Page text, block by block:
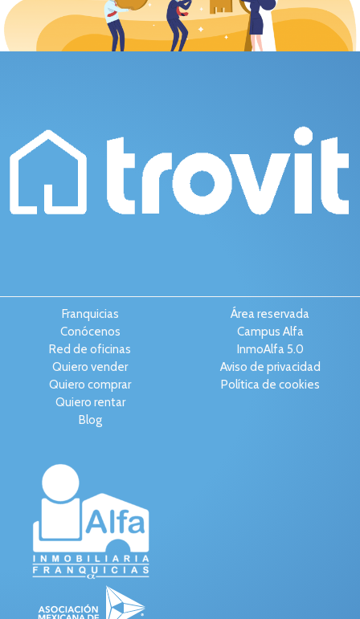
Franquicias
Conócenos
Red de oficinas
Quiero vender
Quiero comprar
Quiero rentar
Blog
Área reservada
Campus Alfa
InmoAlfa 5.0
Aviso de privacidad
Política de cookies